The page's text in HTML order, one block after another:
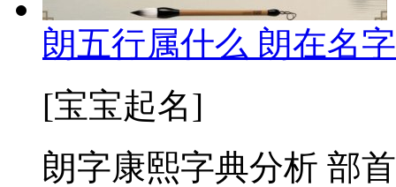
朗五行属什么 朗在名
[宝宝起名]
朗字康熙字典分析 部